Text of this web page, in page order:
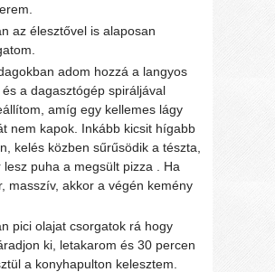
az élesztővel is alaposan
adom hozzá a langyos
és a dagasztógép spiráljával
amíg egy kellemes lágy
nem kapok. Inkább kicsit hígabb
kelés közben sűrűsödik a tészta,
lesz puha a megsült pizza . Ha
masszív, akkor a végén kemény
pici olajat csorgatok rá hogy
ki, letakarom és 30 percen
a konyhapulton kelesztem.